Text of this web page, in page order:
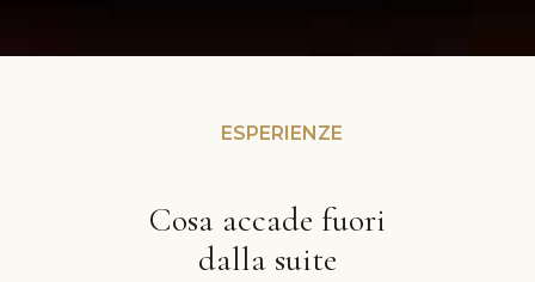
ESPERIENZE
Cosa accade fuori
dalla suite